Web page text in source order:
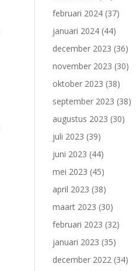
februari 2024 (37)
januari 2024 (44)
december 2023 (36)
november 2023 (30)
oktober 2023 (38)
september 2023 (38)
augustus 2023 (30)
juli 2023 (39)
juni 2023 (44)
mei 2023 (45)
april 2023 (38)
maart 2023 (30)
februari 2023 (32)
januari 2023 (35)
december 2022 (34)